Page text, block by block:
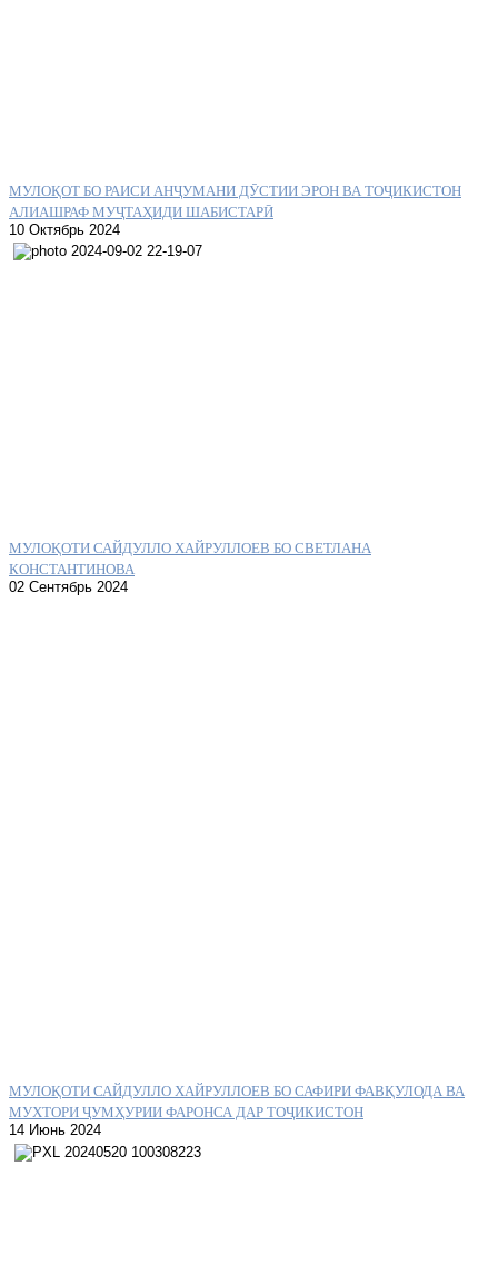
МУЛОҚОТ БО РАИСИ АНҶУМАНИ ДӮСТИИ ЭРОН ВА ТОҶИКИСТОН
АЛИАШРАФ МУҶТАҲИДИ ШАБИСТАРӢ
10 Октябрь 2024
МУЛОҚОТИ САЙДУЛЛО ХАЙРУЛЛОЕВ БО СВЕТЛАНА
КОНСТАНТИНОВА
02 Сентябрь 2024
МУЛОҚОТИ САЙДУЛЛО ХАЙРУЛЛОЕВ БО САФИРИ ФАВҚУЛОДА ВА
МУХТОРИ ҶУМҲУРИИ ФАРОНСА ДАР ТОҶИКИСТОН
14 Июнь 2024